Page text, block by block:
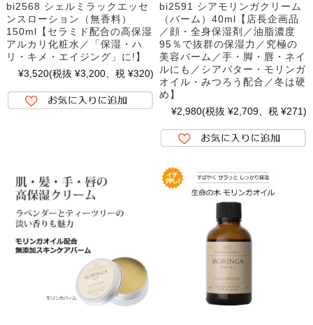
bi2568 シェルミラックエッセ
ンスローション（無香料）
150ml【セラミド配合の高保湿
アルカリ化粧水／「保湿・ハ
リ・キメ・エイジング」に!】
¥3,520(税抜 ¥3,200、税 ¥320)
bi2591 シアモリンガクリーム
（バーム）40ml【店長企画品
／顔・全身保湿剤／油脂濃度
95％で抜群の保湿力／究極の
美容バーム／手・脚・唇・ネイ
ルにも／シアバター・モリンガ
オイル・みつろう配合／冬は硬
め】
¥2,980(税抜 ¥2,709、税 ¥271)